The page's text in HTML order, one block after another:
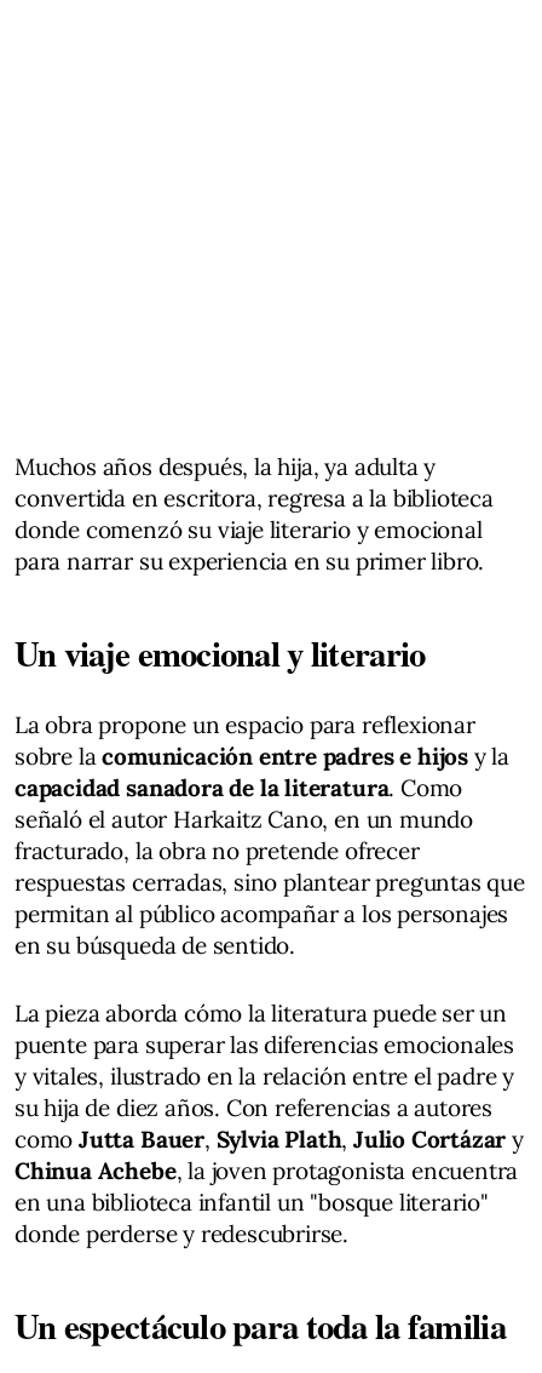
Muchos años después, la hija, ya adulta y
convertida en escritora, regresa a la biblioteca
donde comenzó su viaje literario y emocional
para narrar su experiencia en su primer libro.
Un viaje emocional y literario
La obra propone un espacio para reflexionar
sobre lacomunicación entre padres e hijos y la
capacidad sanadora de la literatura. Como
señaló el autor Harkaitz Cano, en un mundo
fracturado, la obra no pretende ofrecer
respuestas cerradas, sino plantear preguntas que
permitan al público acompañar a los personajes
en su búsqueda de sentido.
La pieza aborda cómo la literatura puede ser un
puente para superar las diferencias emocionales
y vitales, ilustrado en la relación entre el padre y
su hija de diez años. Con referencias a autores
comoJutta Bauer, Sylvia Plath, Julio Cortázar y
Chinua Achebe, la joven protagonista encuentra
en una biblioteca infantil un "bosque literario"
donde perderse y redescubrirse.
Un espectáculo para toda la familia